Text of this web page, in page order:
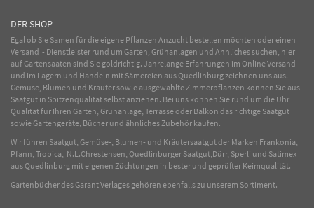
DER SHOP
Egal ob Sie Samen für die eigene Pflanzen Anzucht bestellen möchten oder einen
Versand - Dienstleister rund um Garten, Grünanlagen und Ähnliches suchen, hier
auf Gartensaaten sind Sie goldrichtig. Jahrelange Erfahrungen im OnlineVersand
und im Lagern und Handeln mit Sämereien aus Quedlinburg zeichnen uns aus.
Gemüse, Blumen und Kräuter sowie ausgewählteZimmerpflanzen können Sie aus
Saatgut in Spitzenqualität selbst anziehen. Bei uns können Sie rund um die Uhr
Qualität für Ihren Garten, Grünanlage, Terrasse oder Balkon das richtige Saatgut
sowie Gartengeräte, Bücher und ähnliches Zubehör kaufen.
Wir führen Saatgut, Gemüse-, Blumen- und Kräutersaatgut der Marken Frankonia,
Pfann, Tropica, N.L.Chrestensen, Quedlinburger Saatgut,Dürr, Sperli und Satimex
aus Quedlinburg mit eigenen Züchtungen in bester und geprüfter Keimqualität.
Gartenbücher des Garant Verlages gehören ebenfalls zu unserem Sortiment.